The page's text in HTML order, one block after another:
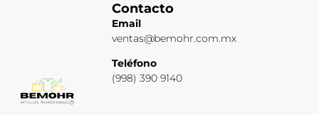
Contacto
Email
ventas@bemohr.com.mx
Teléfono
(998) 390 9140